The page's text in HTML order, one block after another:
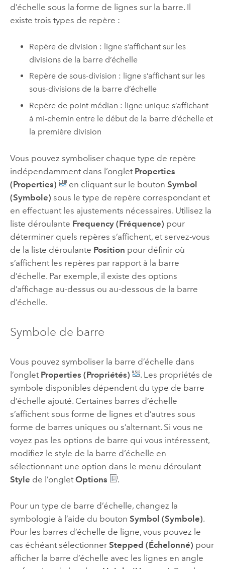
d’échelle sous la forme de lignes sur la barre. Il
existe trois types de repère :
Repère de division : ligne s’affichant sur les
divisions de la barre d’échelle
Repère de sous-division : ligne s’affichant sur les
sous-divisions de la barre d’échelle
Repère de point médian : ligne unique s’affichant
à mi-chemin entre le début de la barre d’échelle et
la première division
Vous pouvez symboliser chaque type de repère
indépendamment dans l’onglet Properties
(Properties)
en cliquant sur le bouton Symbol
(Symbole) sous le type de repère correspondant et
en effectuant les ajustements nécessaires. Utilisez la
liste déroulante Frequency (Fréquence) pour
déterminer quels repères s’affichent, et servez-vous
de la liste déroulante Position pour définir où
s’affichent les repères par rapport à la barre
d’échelle. Par exemple, il existe des options
d’affichage au-dessus ou au-dessous de la barre
d’échelle.
Symbole de barre
Vous pouvez symboliser la barre d’échelle dans
l’onglet Properties (Propriétés)
. Les propriétés de
symbole disponibles dépendent du type de barre
d’échelle ajouté. Certaines barres d’échelle
s’affichent sous forme de lignes et d’autres sous
forme de barres uniques ou s’alternant. Si vous ne
voyez pas les options de barre qui vous intéressent,
modifiez le style de la barre d’échelle en
sélectionnant une option dans le menu déroulant
Style de l’onglet Options .
Pour un type de barre d’échelle, changez la
symbologie à l’aide du bouton Symbol (Symbole).
Pour les barres d’échelle de ligne, vous pouvez le
cas échéant sélectionner Stepped (Échelonné) pour
afficher la barre d’échelle avec les lignes en angle